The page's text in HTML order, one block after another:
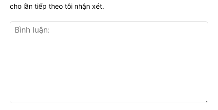
cho lần tiếp theo tôi nhận xét.